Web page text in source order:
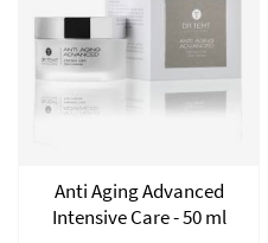
Anti Aging Advanced
Intensive Care - 50 ml